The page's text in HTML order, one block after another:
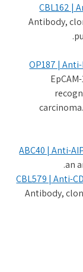
CBL162 |
Antibody,
OP187 | Anti-
ABC40 | Anti-
an
CBL579 | Anti-
Antibody,